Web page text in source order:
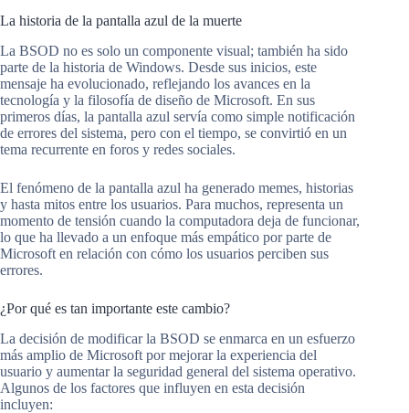
La historia de la pantalla azul de la muerte
La BSOD no es solo un componente visual; también ha sido
parte de la historia de Windows. Desde sus inicios, este
mensaje ha evolucionado, reflejando los avances en la
tecnología y la filosofía de diseño de Microsoft. En sus
primeros días, la pantalla azul servía como simple notificación
de errores del sistema, pero con el tiempo, se convirtió en un
tema recurrente en foros y redes sociales.
El fenómeno de la pantalla azul ha generado memes, historias
y hasta mitos entre los usuarios. Para muchos, representa un
momento de tensión cuando la computadora deja de funcionar,
lo que ha llevado a un enfoque más empático por parte de
Microsoft en relación con cómo los usuarios perciben sus
errores.
¿Por qué es tan importante este cambio?
La decisión de modificar la BSOD se enmarca en un esfuerzo
más amplio de Microsoft por mejorar la experiencia del
usuario y aumentar la seguridad general del sistema operativo.
Algunos de los factores que influyen en esta decisión
incluyen: